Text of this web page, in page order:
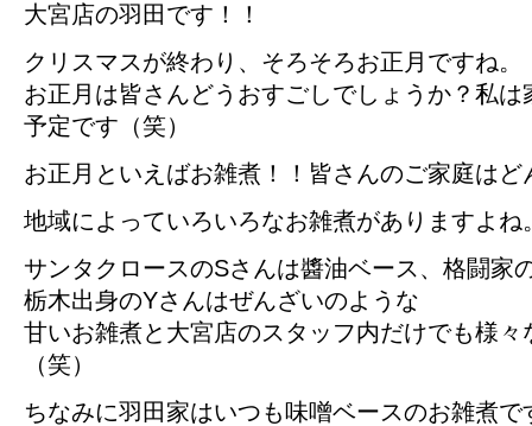
大宮店の羽田です！！
クリスマスが終わり、そろそろお正月ですね。
お正月は皆さんどうおすごしでしょうか？私
予定です（笑）
お正月といえばお雑煮！！皆さんのご家庭は
地域によっていろいろなお雑煮がありますよね
サンタクロースのSさんは醬油ベース、格闘家
栃木出身のYさんはぜんざいのような
甘いお雑煮と大宮店のスタッフ内だけでも様
（笑）
ちなみに羽田家はいつも味噌ベースのお雑煮で